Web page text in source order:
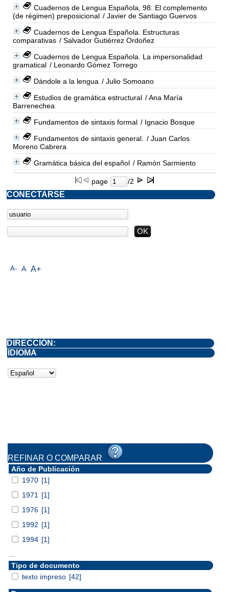
Cuadernos de Lengua Española, 98. El complemento
(de régimen) preposicional / Javier de Santiago Guervos
Cuadernos de Lengua Española. Estructuras
comparativas / Salvador Gutiérrez Ordoñez
Cuadernos de Lengua Española. La impersonalidad
gramatical / Leonardo Gómez Torrego
Dándole a la lengua / Julio Somoano
Estudios de gramática estructural / Ana María
Barrenechea
Fundamentos de sintaxis formal / Ignacio Bosque
Fundamentos de sintaxis general.
/ Juan Carlos
Moreno Cabrera
Gramática básica del español / Ramón Sarmiento
page /2
A- A A+
CONECTARSE
DIRECCIÓN:
IDIOMA
REFINAR O COMPARAR
Año de Publicación
1970 [1]
1971
[1]
1976 [1]
1992 [1]
1994 [1]
Tipo de documento
texto impreso [42]